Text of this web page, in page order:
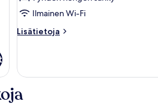
classic-
huone
kuvat
Ilmainen Wi-Fi
Lisätietoja
Lisätietoja
classic-